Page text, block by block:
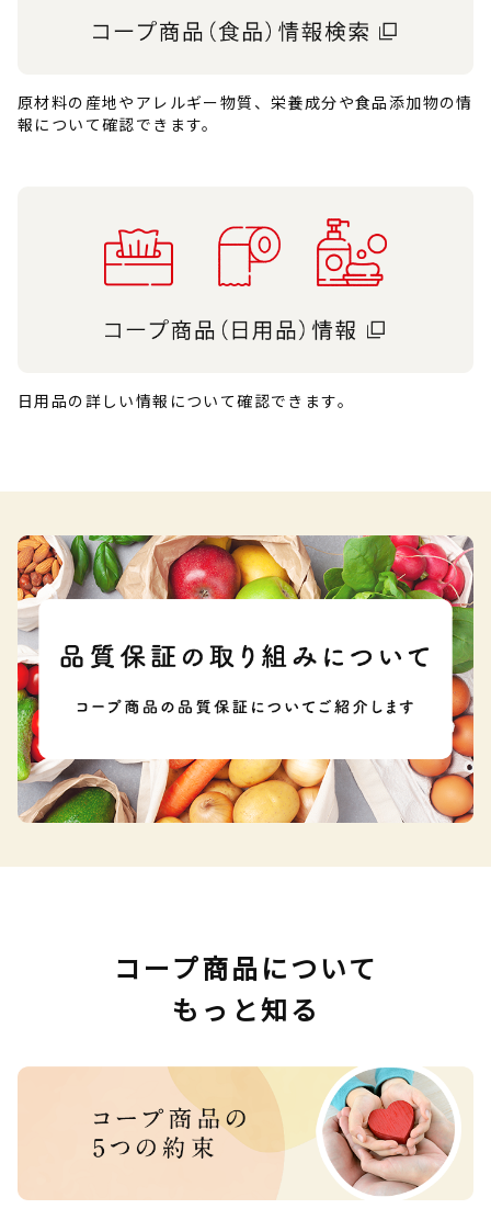
原材料の産地やアレルギー物質、栄養成分や食品添加物の情
報について確認できます。
日用品の詳しい情報について確認できます。
コープ商品について
もっと知る